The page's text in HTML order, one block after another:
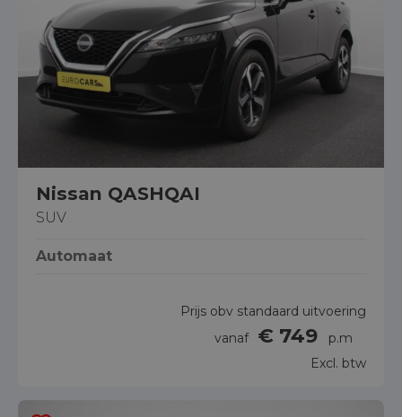
Nissan QASHQAI
SUV
Automaat
Prijs obv standaard uitvoering
vanaf € 749
p.m
Excl. btw